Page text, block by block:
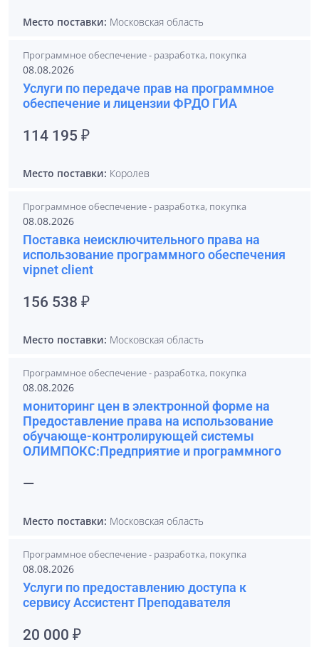
Место поставки: Московская область
Программное обеспечение - разработка, покупка
08.08.2026
Услуги по передаче прав на программное
обеспечение и лицензии ФРДО ГИА
114 195 ₽
Место поставки: Королев
Программное обеспечение - разработка, покупка
08.08.2026
Поставка неисключительного права на
использование программного обеспечения
vipnet client
156 538 ₽
Место поставки: Московская область
Программное обеспечение - разработка, покупка
08.08.2026
мониторинг цен в электронной форме на
Предоставление права на использование
обучающе-контролирующей системы
ОЛИМПОКС:Предприятие и программного
—
Место поставки: Московская область
Программное обеспечение - разработка, покупка
08.08.2026
Услуги по предоставлению доступа к
сервису Ассистент Преподавателя
20 000 ₽